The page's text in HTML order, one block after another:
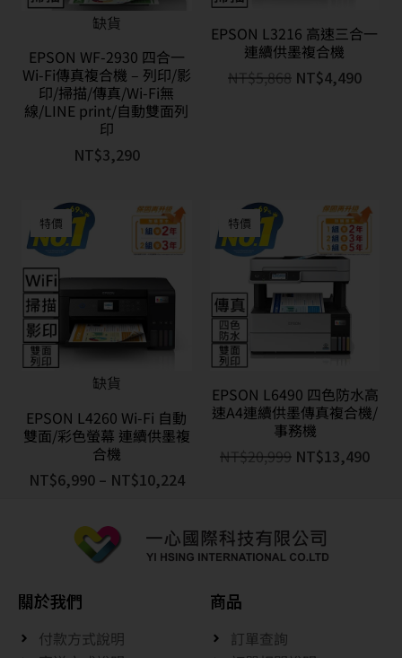
缺貨
EPSON WF-2930 四合一
Wi-Fi傳真複合機 – 列印/影
印/掃描/傳真/Wi-Fi無
線/LINE print/自動雙面列
印
NT$3,290
EPSON L3216 高速三合一
連續供墨複合機
NT$5,868 NT$4,490
特價
缺貨
EPSON L4260 Wi-Fi 自動
雙面/彩色螢幕 連續供墨複
合機
NT$6,990 – NT$10,224
特價
EPSON L6490 四色防水高
速A4連續供墨傳真複合機/
事務機
NT$20,999 NT$13,490
關於我們
付款方式說明
商品
訂單查詢